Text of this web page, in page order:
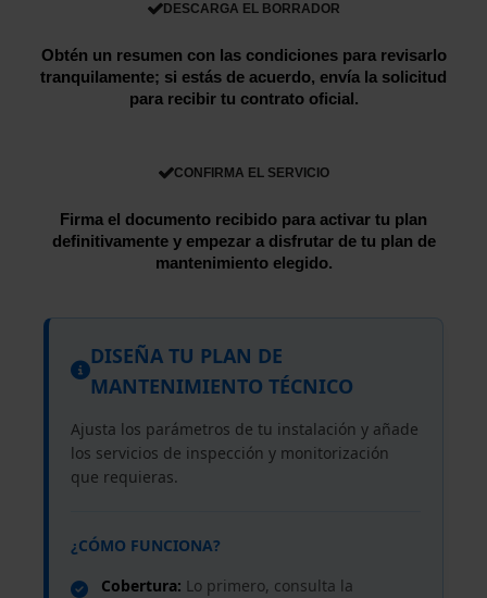
DESCARGA EL BORRADOR
Obtén un resumen con las condiciones para revisarlo
tranquilamente; si estás de acuerdo, envía la solicitud
para recibir tu contrato oficial.
CONFIRMA EL SERVICIO
Firma el documento recibido para activar tu plan
definitivamente y empezar a disfrutar de tu plan de
mantenimiento elegido.
DISEÑA TU PLAN DE
MANTENIMIENTO TÉCNICO
Ajusta los parámetros de tu instalación y añade
los servicios de inspección y monitorización
que requieras.
¿CÓMO FUNCIONA?
Cobertura: Lo primero, consulta la